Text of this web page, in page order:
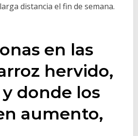
distancia el fin de semana.
en las
hervido,
donde los
aumento,